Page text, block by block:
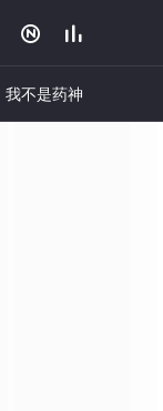
 
我不是药神